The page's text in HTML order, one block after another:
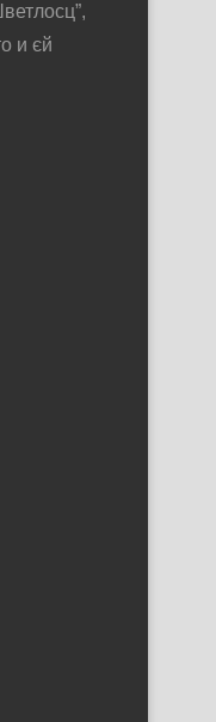
и єй